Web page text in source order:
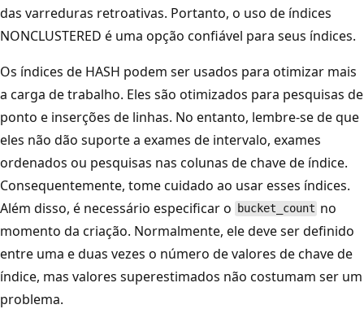
das varreduras retroativas. Portanto, o uso de índices
NONCLUSTERED é uma opção confiável para seus índices.
Os índices de HASH podem ser usados para otimizar mais
a carga de trabalho. Eles são otimizados para pesquisas de
ponto e inserções de linhas. No entanto, lembre-se de que
eles não dão suporte a exames de intervalo, exames
ordenados ou pesquisas nas colunas de chave de índice.
Consequentemente, tome cuidado ao usar esses índices.
Além disso, é necessário especificar o
bucket_count no
momento da criação. Normalmente, ele deve ser definido
entre uma e duas vezes o número de valores de chave de
índice, mas valores superestimados não costumam ser um
problema.